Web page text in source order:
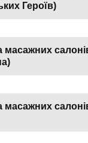
Героїв)
масажних
масажних